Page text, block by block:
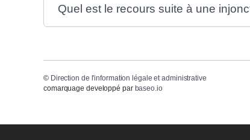
Quel est le recours suite à une
© Direction de l'information légale et administrative
comarquage developpé par baseo.io